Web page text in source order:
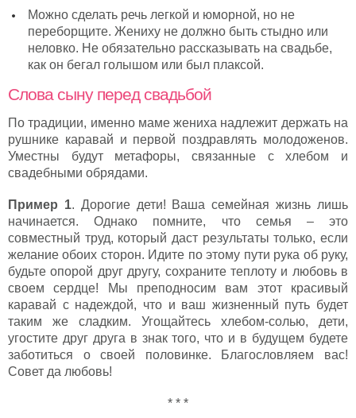
Можно сделать речь легкой и юморной, но не
переборщите. Жениху не должно быть стыдно или
неловко. Не обязательно рассказывать на свадьбе,
как он бегал голышом или был плаксой.
Слова сыну перед свадьбой
По традиции, именно маме жениха надлежит держать на
рушнике каравай и первой поздравлять молодоженов.
Уместны будут метафоры, связанные с хлебом и
свадебными обрядами.
Пример 1. Дорогие дети! Ваша семейная жизнь лишь
начинается. Однако помните, что семья – это
совместный труд, который даст результаты только, если
желание обоих сторон. Идите по этому пути рука об руку,
будьте опорой друг другу, сохраните теплоту и любовь в
своем сердце! Мы преподносим вам этот красивый
каравай с надеждой, что и ваш жизненный путь будет
таким же сладким. Угощайтесь хлебом-солью, дети,
угостите друг друга в знак того, что и в будущем будете
заботиться о своей половинке. Благословляем вас!
Совет да любовь!
* * *